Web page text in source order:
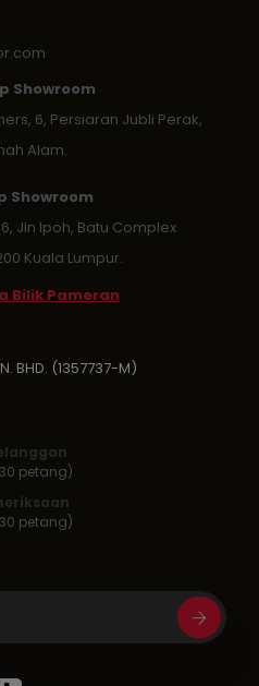
Showroom
6, Persiaran Jubli Perak,
Alam.
Showroom
Jln Ipoh, Batu Complex
Kuala Lumpur.
Bilik Pameran
BHD. (1357737-M)
petang)
petang)